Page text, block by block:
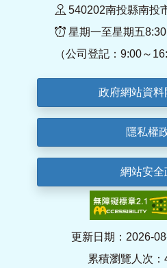
540202南投縣南投
星期一至星期五
（公司登記：9:00～
政府網站資料
隱私權
網站安全
更新日期：2026-
累積瀏覽人次